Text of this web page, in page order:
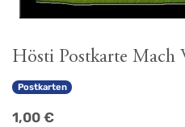
Hösti Postkarte Mach
Postkarten
1,00 €